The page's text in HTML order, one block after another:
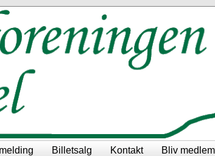
Billetsalg Kontakt Bliv medlem